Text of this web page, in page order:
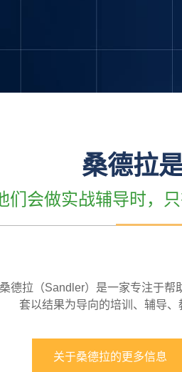
桑德拉
们会做实战辅导时，
桑德拉（Sandler）是一家专注于帮
套以结果为导向的培训、辅导
关于桑德拉的更多信息